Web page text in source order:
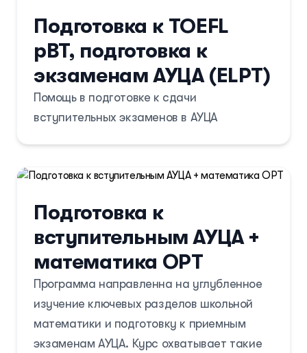
пассивного дохода. Темы занятий
включают историю денег, планирование
бюджета, банковские продукты, интернет-
банкинг, страхование, и завершаются
итоговым тестированием и презентацией.
Подготовка к TOEFL
pBT, подготовка к
экзаменам АУЦА (ELPT)
Помощь в подготовке к сдачи
вступительных экзаменов в АУЦА
Подготовка к
вступительным АУЦА +
математика ОРТ
Программа направленна на углубленное
изучение ключевых разделов школьной
математики и подготовку к приемным
экзаменам АУЦА. Курс охватывает такие